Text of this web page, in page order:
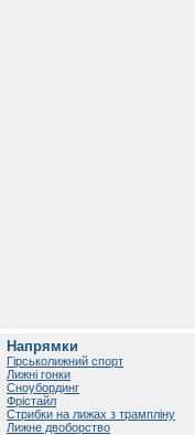
Напрямки
Гірськолижний спорт
Лижні гонки
Сноубординг
Фрістайл
Стрибки на лижах з трампліну
Лижне двоборство